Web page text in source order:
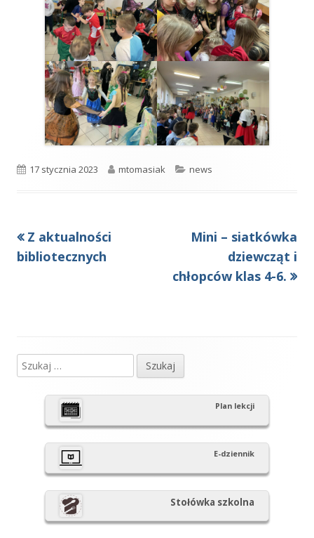
Opublikowano
17 stycznia 2023 Autor
mtomasiak Kategorie
news
Nawigacja
Poprzedni
artykół
Z aktualności
bibliotecznych
Następny
artykół:
Mini – siatkówka
dziewcząt i
chłopców klas 4-6.
Główny
panel
boczny
Szukaj:
Plan lekcji
E-dziennik
Stołówka szkolna